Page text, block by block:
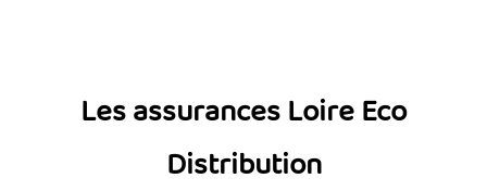
Les assurances Loire Eco
Distribution